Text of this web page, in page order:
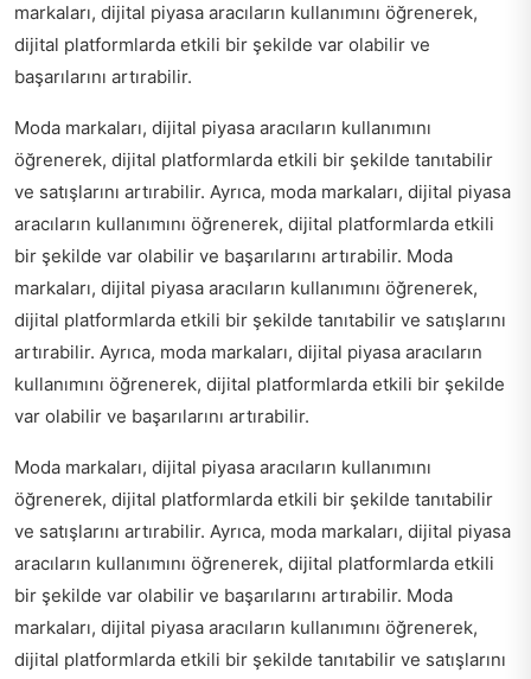
markaları, dijital piyasa aracıların kullanımını öğrenerek,
dijital platformlarda etkili bir şekilde var olabilir ve
başarılarını artırabilir.
Moda markaları, dijital piyasa aracıların kullanımını
öğrenerek, dijital platformlarda etkili bir şekilde tanıtabilir
ve satışlarını artırabilir. Ayrıca, moda markaları, dijital piyasa
aracıların kullanımını öğrenerek, dijital platformlarda etkili
bir şekilde var olabilir ve başarılarını artırabilir. Moda
markaları, dijital piyasa aracıların kullanımını öğrenerek,
dijital platformlarda etkili bir şekilde tanıtabilir ve satışlarını
artırabilir. Ayrıca, moda markaları, dijital piyasa aracıların
kullanımını öğrenerek, dijital platformlarda etkili bir şekilde
var olabilir ve başarılarını artırabilir.
Moda markaları, dijital piyasa aracıların kullanımını
öğrenerek, dijital platformlarda etkili bir şekilde tanıtabilir
ve satışlarını artırabilir. Ayrıca, moda markaları, dijital piyasa
aracıların kullanımını öğrenerek, dijital platformlarda etkili
bir şekilde var olabilir ve başarılarını artırabilir. Moda
markaları, dijital piyasa aracıların kullanımını öğrenerek,
dijital platformlarda etkili bir şekilde tanıtabilir ve satışlarını